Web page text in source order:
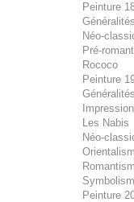
Peinture
Généralités
Néo-
Pré-
Rococo
Peinture
Généralités
Les Nabis
Néo-
Peinture